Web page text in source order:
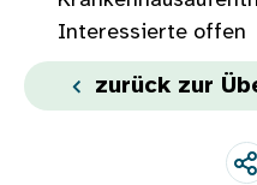
Interessierte offen
zurück zur